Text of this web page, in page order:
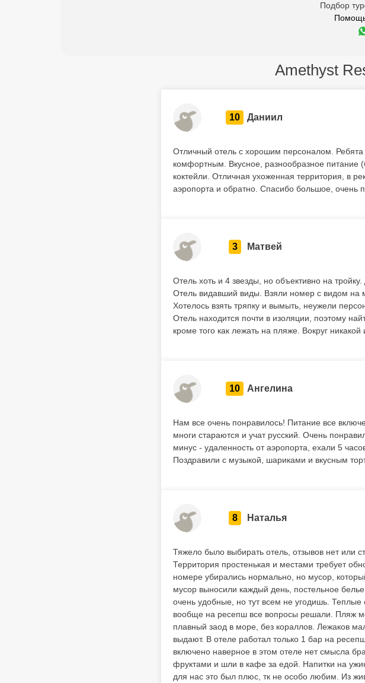
Подбор
Amethyst
10 Даниил
Отличный отель с хорошим персоналом.
комфортным. Вкусное, разнообразное питание
коктейли. Отличная ухоженная территория, в
аэропорта и обратно. Спасибо большое, очень
3 Матвей
Отель хоть и 4 звезды, но объективно на
Отель видавший виды. Взяли номер с видом на
Хотелось взять тряпку и вымыть, неужели
Отель находится почти в изоляции, поэтому
кроме того как лежать на пляже. Вокруг никакой
10 Ангелина
Нам все очень понравилось! Питание все
многи стараются и учат русский. Очень
минус - удаленность от аэропорта, ехали 5
Поздравили с музыкой, шариками и вкусным
8 Наталья
Тяжело было выбирать отель, отзывов нет или
Территория простенькая и местами требует
номере убирались нормально, но мусор,
мусор выносили каждый день, постельное
очень удобные, но тут всем не угодишь.
вообще на ресепш все вопросы решали. Пляж
плавный заод в море, без кораллов. Лежаков
выдают. В отеле работал только 1 бар на
включено наверное в этом отеле нет смысла
фруктами и шли в кафе за едой. Напитки на
для нас это был плюс, тк не особо любим. Из